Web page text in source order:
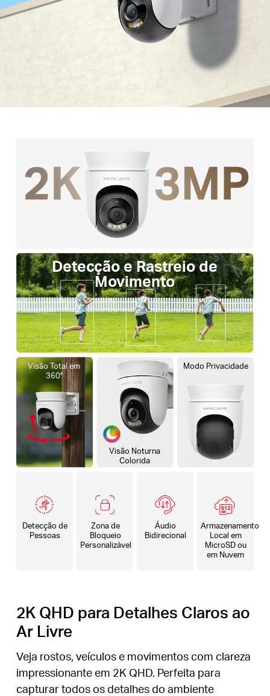
Visão Total em
360°
Visão Noturna
Colorida
Modo Privacidade
Detecção e Rastreio de
Movimento
Detecção de
Pessoas
Zona de
Bloqueio
Personalizável
Áudio
Bidirecional
Armazenamento
Local em
MicroSD ou
em Nuvem
2K QHD para Detalhes Claros ao
Ar Livre
Veja rostos, veículos e movimentos com clareza
impressionante em 2K QHD. Perfeita para
capturar todos os detalhes do ambiente